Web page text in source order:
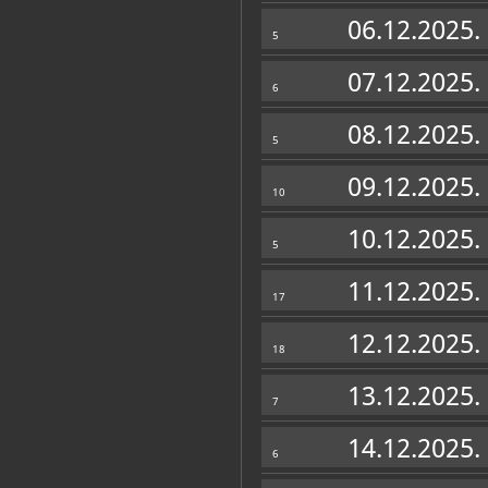
5 06.12.2025.
6 07.12.2025.
5 08.12.2025.
10 09.12.2025.
5 10.12.2025.
17 11.12.2025.
18 12.12.2025.
7 13.12.2025.
6 14.12.2025.
Zbirke
OSTALE ZBIRKE